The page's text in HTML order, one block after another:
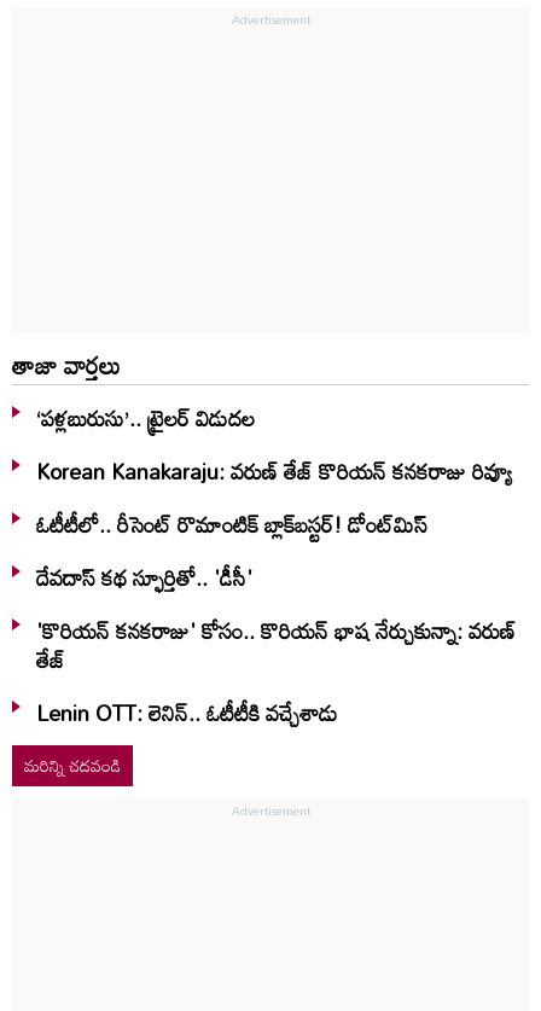
తాజా వార్తలు
‘పళ్లబురుసు’.. ట్రైలర్ విడుదల
Korean Kanakaraju: వరుణ్ తేజ్ కొరియన్‌ కనకరాజు రివ్యూ
ఓటీటీలో.. రీసెంట్ రొమాంటిక్‌ బ్లాక్‌బ‌స్ట‌ర్‌! డోంట్‌మిస్‌
దేవదాస్ కథ స్ఫూర్తితో.. 'డీసీ'
'కొరియన్ కనకరాజు' కోసం.. కొరియన్ భాష నేర్చుకున్నా: వరుణ్
తేజ్
Lenin OTT: లెనిన్.. ఓటీటీకి వ‌చ్చేశాడు
మరిన్ని చదవండి